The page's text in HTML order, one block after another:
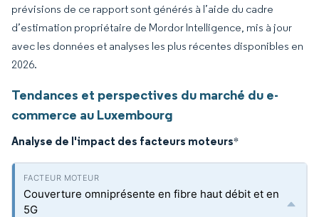
prévisions de ce rapport sont générés à l’aide du cadre
d’estimation propriétaire de Mordor Intelligence, mis à jour
avec les données et analyses les plus récentes disponibles en
2026.
Tendances et perspectives du marché du e-
commerce au Luxembourg
Analyse de l'impact des facteurs moteurs*
Couverture omniprésente en fibre haut débit et en
5G